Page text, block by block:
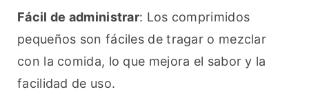
Fácil de administrar: Los comprimidos
pequeños son fáciles de tragar o mezclar
con la comida, lo que mejora el sabor y la
facilidad de uso.